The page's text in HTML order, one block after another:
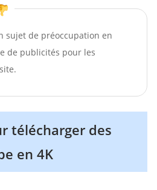
sujet de préoccupation en
de publicités pour les
télécharger des
en 4K